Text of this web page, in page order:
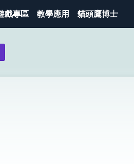
戲專區 教學應用 貓頭鷹博士